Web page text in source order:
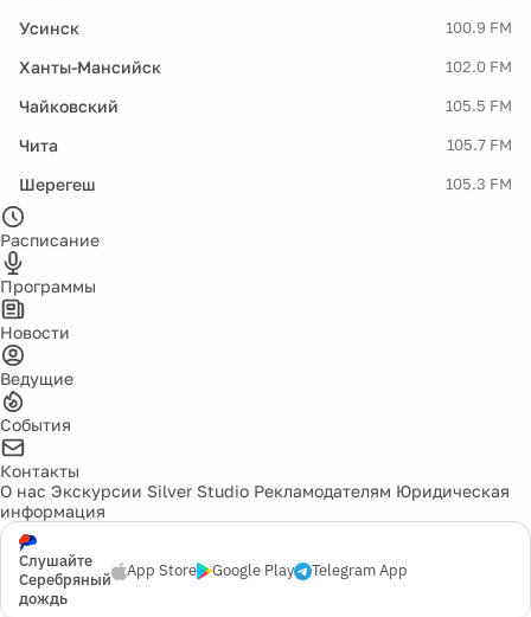
Усинск 100.9 FM
Ханты-Мансийск 102.0 FM
Чайковский 105.5 FM
Чита 105.7 FM
Шерегеш 105.3 FM
Расписание
Программы
Новости
Ведущие
События
Контакты
О нас Экскурсии Silver Studio Рекламодателям Юридическая
информация
Слушайте
Серебряный
дождь
App Store Google Play Telegram App